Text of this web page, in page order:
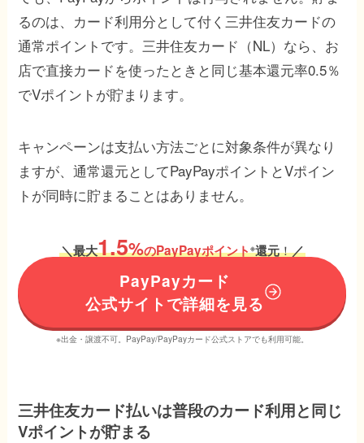
るのは、カード利用分として付く三井住友カードの
通常ポイントです。三井住友カード（NL）なら、お
店で直接カードを使ったときと同じ基本還元率0.5％
でVポイントが貯まります。
キャンペーンは支払い方法ごとに対象条件が異なり
ますが、通常還元としてPayPayポイントとVポイン
トが同時に貯まることはありません。
＼最大1.5%のPayPayポイント※還元！／
PayPayカード
公式サイトで詳細を見る
※出金・譲渡不可。PayPay/PayPayカード公式ストアでも利用可能。
三井住友カード払いは普段のカード利用と同じ
Vポイントが貯まる